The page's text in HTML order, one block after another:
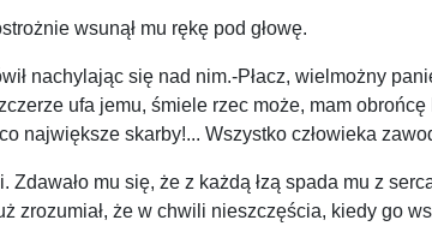
wsunął mu rękę pod głowę.
nachylając się nad nim.-Płacz, wielmożny
ufa jemu, śmiele rzec może, mam
największe skarby!... Wszystko człowieka
Zdawało mu się, że z każdą łzą spada mu z
zrozumiał, że w chwili nieszczęścia, kiedy go